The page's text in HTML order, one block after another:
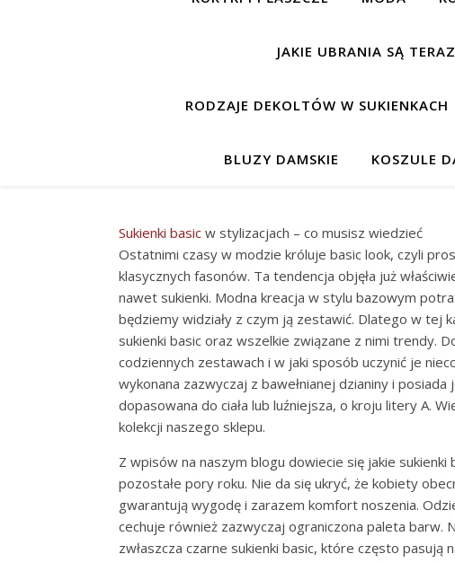
JAKIE UBRANIA SĄ
RODZAJE DEKOLTÓW W SUKIENKACH
BLUZY DAMSKIE KOSZULE
Sukienki basic w stylizacjach – co musisz wiedzieć
Ostatnimi czasy w modzie króluje basic look, czyli
klasycznych fasonów. Ta tendencja objęła już
nawet sukienki. Modna kreacja w stylu bazowym
będziemy widziały z czym ją zestawić. Dlatego w tej
sukienki basic oraz wszelkie związane z nimi trendy.
codziennych zestawach i w jaki sposób uczynić je
wykonana zazwyczaj z bawełnianej dzianiny i
dopasowana do ciała lub luźniejsza, o kroju litery A.
kolekcji naszego sklepu.
Z wpisów na naszym blogu dowiecie się jakie
pozostałe pory roku. Nie da się ukryć, że kobiety
gwarantują wygodę i zarazem komfort noszenia.
cechuje również zazwyczaj ograniczona paleta barw.
zwłaszcza czarne sukienki basic, które często